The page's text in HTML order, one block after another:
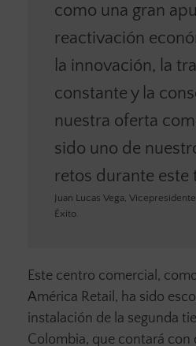
como una gran
reactivación
la innovación, la
constante y la
nuestra oferta
sido uno de
retos durante este
Juan Lucas Vega,
Éxito.
Este centro comercial,
América Retail, ha sido
instalación de la segunda
Colombia, que contará con